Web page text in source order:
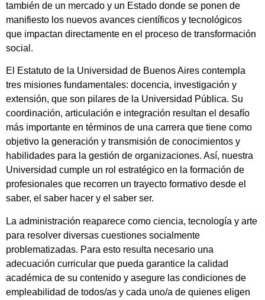
también de un mercado y un Estado donde se ponen de
manifiesto los nuevos avances científicos y tecnológicos
que impactan directamente en el proceso de transformación
social.
El Estatuto de la Universidad de Buenos Aires contempla
tres misiones fundamentales: docencia, investigación y
extensión, que son pilares de la Universidad Pública. Su
coordinación, articulación e integración resultan el desafío
más importante en términos de una carrera que tiene como
objetivo la generación y transmisión de conocimientos y
habilidades para la gestión de organizaciones. Así, nuestra
Universidad cumple un rol estratégico en la formación de
profesionales que recorren un trayecto formativo desde el
saber, el saber hacer y el saber ser.
La administración reaparece como ciencia, tecnología y arte
para resolver diversas cuestiones socialmente
problematizadas. Para esto resulta necesario una
adecuación curricular que pueda garantice la calidad
académica de su contenido y asegure las condiciones de
empleabilidad de todos/as y cada uno/a de quienes eligen